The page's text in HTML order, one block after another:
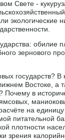
Свете -
обилие
зернового
государств? В
Востоке, а
Почему в
на
питательной
плотности
зрения